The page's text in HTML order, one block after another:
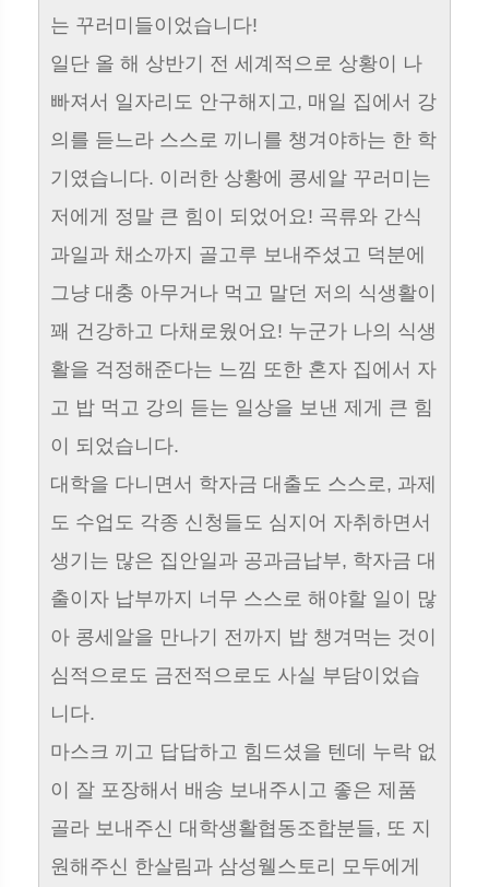
는 꾸러미들이었습니다!
일단 올 해 상반기 전 세계적으로 상황이 나
빠져서 일자리도 안구해지고, 매일 집에서 강
의를 듣느라 스스로 끼니를 챙겨야하는 한 학
기였습니다. 이러한 상황에 콩세알 꾸러미는
저에게 정말 큰 힘이 되었어요! 곡류와 간식
과일과 채소까지 골고루 보내주셨고 덕분에
그냥 대충 아무거나 먹고 말던 저의 식생활이
꽤 건강하고 다채로웠어요! 누군가 나의 식생
활을 걱정해준다는 느낌 또한 혼자 집에서 자
고 밥 먹고 강의 듣는 일상을 보낸 제게 큰 힘
이 되었습니다.
대학을 다니면서 학자금 대출도 스스로, 과제
도 수업도 각종 신청들도 심지어 자취하면서
생기는 많은 집안일과 공과금납부, 학자금 대
출이자 납부까지 너무 스스로 해야할 일이 많
아 콩세알을 만나기 전까지 밥 챙겨먹는 것이
심적으로도 금전적으로도 사실 부담이었습
니다.
마스크 끼고 답답하고 힘드셨을 텐데 누락 없
이 잘 포장해서 배송 보내주시고 좋은 제품
골라 보내주신 대학생활협동조합분들, 또 지
원해주신 한살림과 삼성웰스토리 모두에게